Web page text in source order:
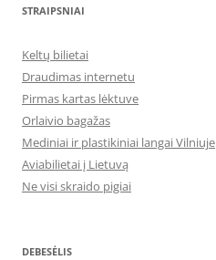
STRAIPSNIAI
Keltų bilietai
Draudimas internetu
Pirmas kartas lėktuve
Orlaivio bagažas
Mediniai ir plastikiniai langai Vilniuje
Aviabilietai į Lietuvą
Ne visi skraido pigiai
DEBESĖLIS